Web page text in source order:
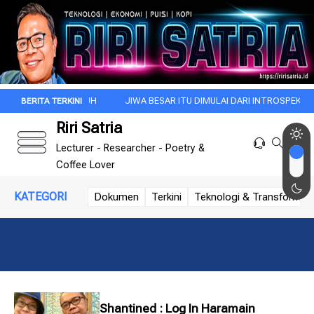
SUBUH JIWA BESAR ITU DIMULAI DARI INTROSPEKSI REZA
Riri Satria
Lecturer - Researcher - Poetry &
Coffee Lover
KATEGORI Dokumen Terkini Teknologi &
Shantined : Log In Haramain